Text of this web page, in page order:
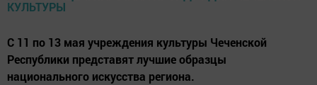
С 11 по 13 мая учреждения культуры Чеченской
Республики представят лучшие образцы
национального искусства региона.